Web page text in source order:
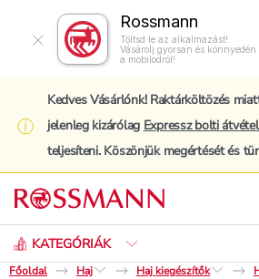
Rossmann
Töltsd le az alkalmazást!
Vásárolj gyorsan és könnyedén
a mobilodról!
Kedves Vásárlónk! Raktárköltözés
jelenleg kizárólag Expressz bolti
teljesíteni. Köszönjük megértését és
KATEGÓRIÁK
Keresés
Főoldal
Haj Haj kiegészítők